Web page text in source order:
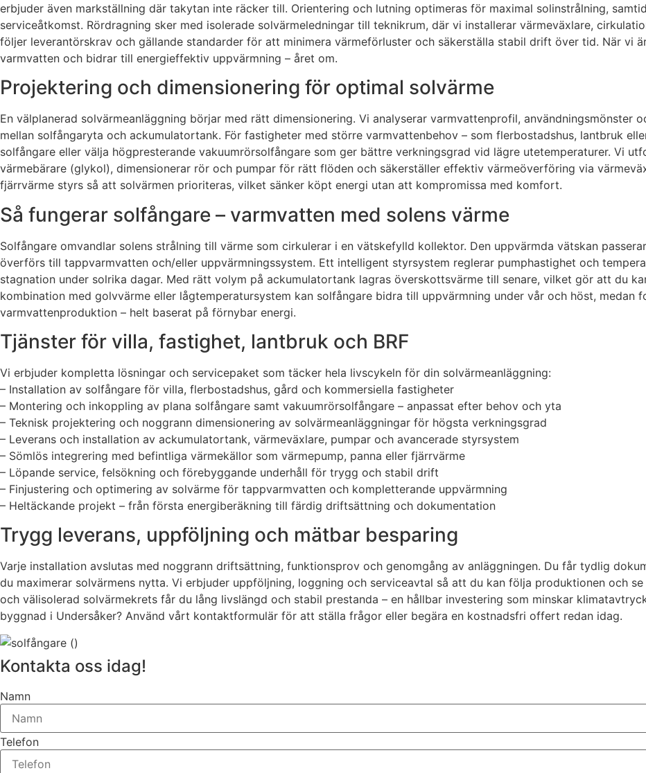
erbjuder även markställning där takytan inte räcker till. Orientering och lutning optimeras för maximal solinstrålning,
serviceåtkomst. Rördragning sker med isolerade solvärmeledningar till teknikrum, där vi installerar värmeväxlare,
följer leverantörskrav och gällande standarder för att minimera värmeförluster och säkerställa stabil drift över tid. När vi
varmvatten och bidrar till energieffektiv uppvärmning – året om.
Projektering och dimensionering för optimal solvärme
En välplanerad solvärmeanläggning börjar med rätt dimensionering. Vi analyserar varmvattenprofil, användningsmönster
mellan solfångaryta och ackumulatortank. För fastigheter med större varmvattenbehov – som flerbostadshus, lantbruk
solfångare eller välja högpresterande vakuumrörsolfångare som ger bättre verkningsgrad vid lägre utetemperaturer. Vi
värmebärare (glykol), dimensionerar rör och pumpar för rätt flöden och säkerställer effektiv värmeöverföring via
fjärrvärme styrs så att solvärmen prioriteras, vilket sänker köpt energi utan att kompromissa med komfort.
Så fungerar solfångare – varmvatten med solens värme
Solfångare omvandlar solens strålning till värme som cirkulerar i en vätskefylld kollektor. Den uppvärmda vätskan
överförs till tappvarmvatten och/eller uppvärmningssystem. Ett intelligent styrsystem reglerar pumphastighet och
stagnation under solrika dagar. Med rätt volym på ackumulatortank lagras överskottsvärme till senare, vilket gör att du
kombination med golvvärme eller lågtemperatursystem kan solfångare bidra till uppvärmning under vår och höst, medan
varmvattenproduktion – helt baserat på förnybar energi.
Tjänster för villa, fastighet, lantbruk och BRF
Vi erbjuder kompletta lösningar och servicepaket som täcker hela livscykeln för din solvärmeanläggning:
– Installation av solfångare för villa, flerbostadshus, gård och kommersiella fastigheter
– Montering och inkoppling av plana solfångare samt vakuumrörsolfångare – anpassat efter behov och yta
– Teknisk projektering och noggrann dimensionering av solvärmeanläggningar för högsta verkningsgrad
– Leverans och installation av ackumulatortank, värmeväxlare, pumpar och avancerade styrsystem
– Sömlös integrering med befintliga värmekällor som värmepump, panna eller fjärrvärme
– Löpande service, felsökning och förebyggande underhåll för trygg och stabil drift
– Finjustering och optimering av solvärme för tappvarmvatten och kompletterande uppvärmning
– Heltäckande projekt – från första energiberäkning till färdig driftsättning och dokumentation
Trygg leverans, uppföljning och mätbar besparing
Varje installation avslutas med noggrann driftsättning, funktionsprov och genomgång av anläggningen. Du får tydlig
du maximerar solvärmens nytta. Vi erbjuder uppföljning, loggning och serviceavtal så att du kan följa produktionen och
och välisolerad solvärmekrets får du lång livslängd och stabil prestanda – en hållbar investering som minskar
byggnad i Undersåker? Använd vårt kontaktformulär för att ställa frågor eller begära en kostnadsfri offert redan idag.
Kontakta oss idag!
Namn
Telefon